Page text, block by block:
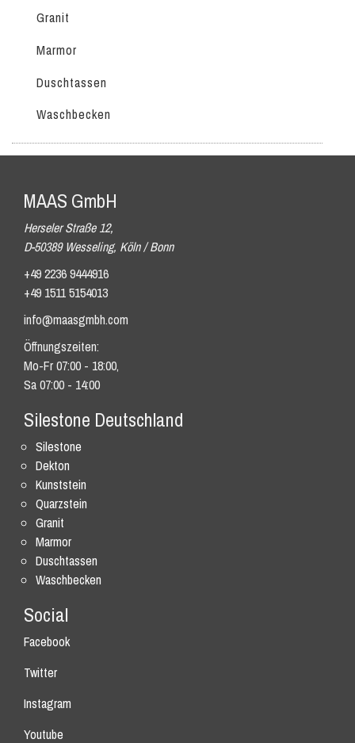
Granit
Marmor
Duschtassen
Waschbecken
MAAS GmbH
Herseler Straße 12,
D-50389 Wesseling, Köln / Bonn
+49 2236 9444916
+49 1511 5154013
info@maasgmbh.com
Öffnungszeiten:
Mo-Fr 07:00 - 18:00,
Sa 07:00 - 14:00
Silestone Deutschland
Silestone
Dekton
Kunststein
Quarzstein
Granit
Marmor
Duschtassen
Waschbecken
Social
Facebook
Twitter
Instagram
Youtube